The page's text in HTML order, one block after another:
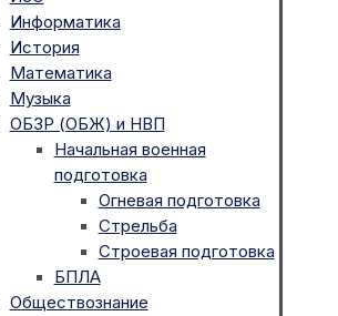
Информатика
История
Математика
Музыка
ОБЗР (ОБЖ) и НВП
Начальная военная
подготовка
Огневая подготовка
Стрельба
Строевая подготовка
БПЛА
Обществознание